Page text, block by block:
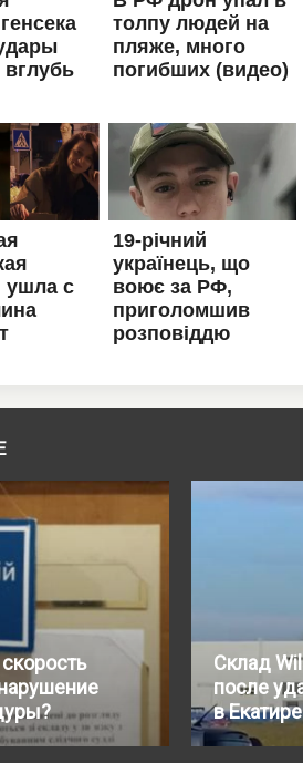
Склад
после
в